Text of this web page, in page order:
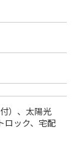
）、太陽光
ロック、宅配